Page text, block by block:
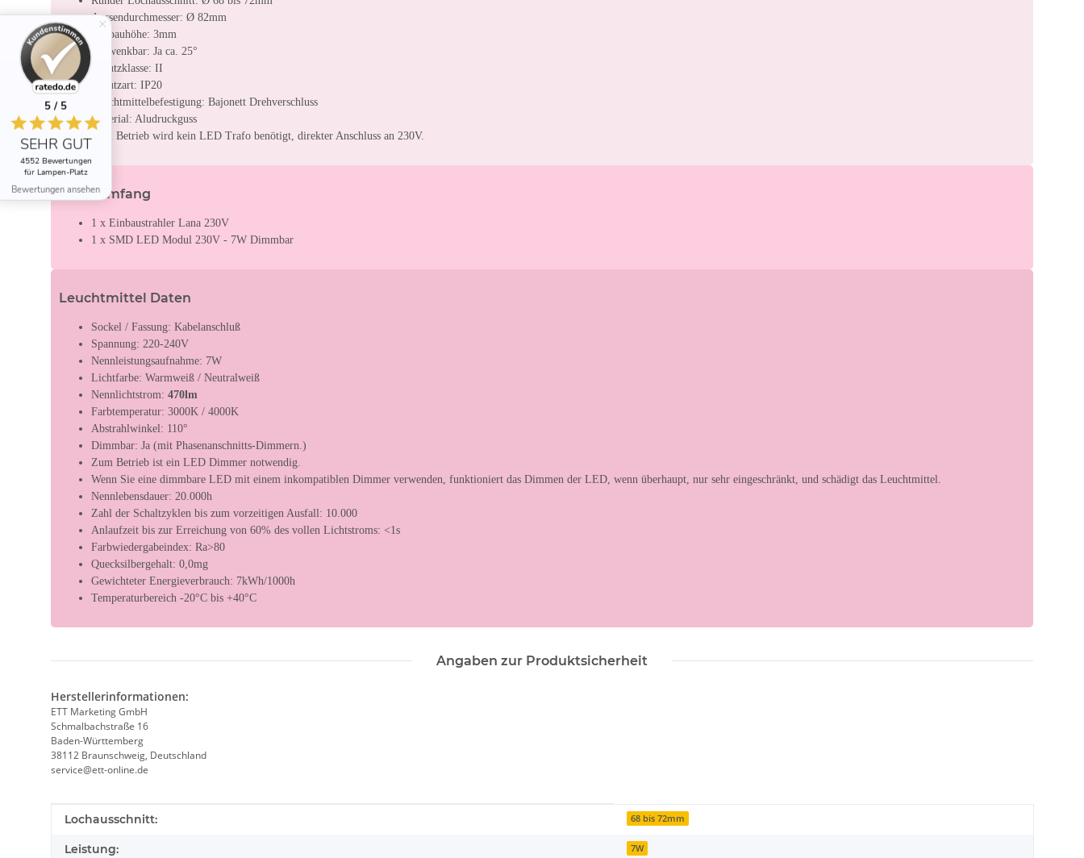
Aussendurchmesser: Ø 82mm
Aufbauhöhe: 3mm
Schwenkbar: Ja ca. 25°
Schutzklasse: II
Schutzart: IP20
Leuchtmittelbefestigung: Bajonett Drehverschluss
Material: Aludruckguss
Zum Betrieb wird kein LED Trafo benötigt, direkter Anschluss an 230V.
Lieferumfang
1 x Einbaustrahler Lana 230V
1 x SMD LED Modul 230V - 7W Dimmbar
Leuchtmittel Daten
Sockel / Fassung: Kabelanschluß
Spannung: 220-240V
Nennleistungsaufnahme: 7W
Lichtfarbe: Warmweiß / Neutralweiß
Nennlichtstrom: 470lm
Farbtemperatur: 3000K / 4000K
Abstrahlwinkel: 110°
Dimmbar: Ja (mit Phasenanschnitts-Dimmern.)
Zum Betrieb ist ein LED Dimmer notwendig.
Wenn Sie eine dimmbare LED mit einem inkompatiblen Dimmer verwenden, funktioniert das Dimmen der LED, wenn überhaupt, nur sehr eingeschränkt, und schädigt das Leuchtmittel.
Nennlebensdauer: 20.000h
Zahl der Schaltzyklen bis zum vorzeitigen Ausfall: 10.000
Anlaufzeit bis zur Erreichung von 60% des vollen Lichtstroms: <1s
Farbwiedergabeindex: Ra>80
Quecksilbergehalt: 0,0mg
Gewichteter Energieverbrauch: 7kWh/1000h
Temperaturbereich -20°C bis +40°C
Angaben zur Produktsicherheit
Herstellerinformationen:
ETT Marketing GmbH
Schmalbachstraße 16
Baden-Württemberg
38112 Braunschweig, Deutschland
service@ett-online.de
Produkteigenschaft
Wert
Lochausschnitt: 68 bis 72mm
Leistung: 7W
5 / 5
SEHR GUT
4552 Bewertungen
für Lampen-Platz
Bewertungen ansehen